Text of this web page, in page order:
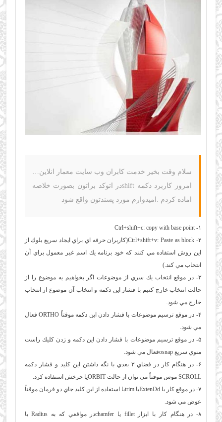
سلام وقت بخیر خدمت کابران وب سایت معمار انلاین…
امروز کاربرد دكمه shiftدر اتوكد براتون بصورت خلاصه
اماده کردم .امیدوارم مورد پسندتون واقع شود
۱- Ctrl+shift+c: copy with base point
۲- Ctrl+shift+v: Paste as block(كاربران حرفه اي براي ايجاد سريع بلوك از
اين روش استفاده مي كنند كه خود برنامه يك اسم غير معمول براي آن
انتخاب مي كند.)
۳- در موقع انتخاب يك سري از موضوعات اگر بخواهيم يه موضوع را از
حالت انتخاب خارج كنيم با فشار اين دكمه و انتخاب آن موضوع از انتخاب
خارج مي شود.
۴- در موقع ترسيم موضوعات با فشار دادن اين دكمه موقتاً ORTHO فعال
مي شود.
۵- در موقع ترسيم موضوعات با فشار دادن اين دكمه و زدن كليك راست
منوي سريع osnapفعال مي شود.
۶- در هنگام كار در فضاي ۳ بعدي با نگه داشتن اين كليد و فشار دكمه
SCROLL موس موقتاً مي توان از حالت ORBITيا چرخش استفاده كرد.
۷- در موقع كار با ExtenDdيا trimبا استفاده از اين كليد جاي دو فرمان موقتاً
عوض مي شود.
۸- در هنگام كار با ابزار fillet يا chamferدر مواقعي كه به Radius يا